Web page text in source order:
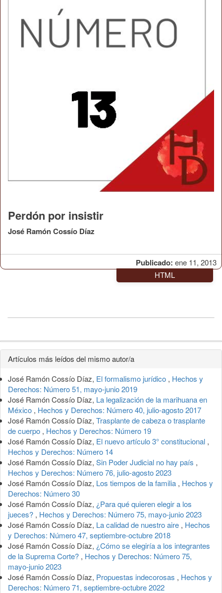
Publicado: ene 11, 2013
Perdón por insistir
José Ramón Cossío Díaz
HTML
Detalles
del
artículo
Artículos más leídos del mismo autor/a
José Ramón Cossío Díaz, El formalismo jurídico , Hechos y
Derechos: Número 51, mayo-junio 2019
José Ramón Cossío Díaz, La legalización de la marihuana en
México , Hechos y Derechos: Número 40, julio-agosto 2017
José Ramón Cossío Díaz, Trasplante de cabeza o trasplante
de cuerpo , Hechos y Derechos: Número 19
José Ramón Cossío Díaz, El nuevo artículo 3° constitucional ,
Hechos y Derechos: Número 14
José Ramón Cossío Díaz, Sin Poder Judicial no hay país ,
Hechos y Derechos: Número 76, julio-agosto 2023
José Ramón Cossío Díaz, Los tiempos de la familia , Hechos y
Derechos: Número 30
José Ramón Cossío Díaz, ¿Para qué quieren elegir a los
jueces? , Hechos y Derechos: Número 75, mayo-junio 2023
José Ramón Cossío Díaz, La calidad de nuestro aire , Hechos
y Derechos: Número 47, septiembre-octubre 2018
José Ramón Cossío Díaz, ¿Cómo se elegiría a los integrantes
de la Suprema Corte? , Hechos y Derechos: Número 75,
mayo-junio 2023
José Ramón Cossío Díaz, Propuestas indecorosas , Hechos y
Derechos: Número 71, septiembre-octubre 2022